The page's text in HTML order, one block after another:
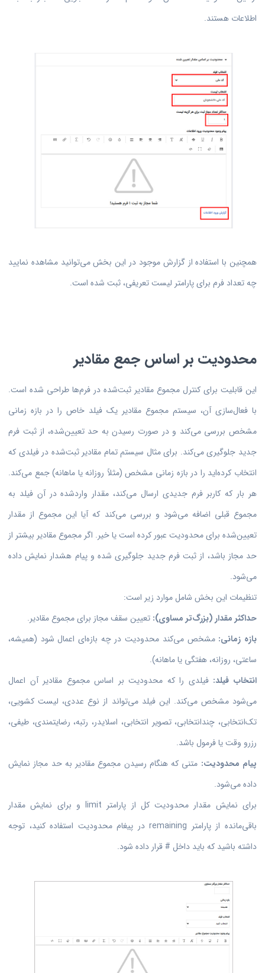
اطلاعات هستند.
همچنین با استفاده از گزارش موجود در این بخش می‌توانید مشاهده نمایید
چه تعداد فرم برای پارامتر لیست تعریفی، ثبت شده است.
محدودیت بر اساس جمع مقادیر
این قابلیت برای کنترل مجموع مقادیر ثبت‌شده در فرم‌ها طراحی شده است.
با فعال‌سازی آن، سیستم مجموع مقادیر یک فیلد خاص را در بازه زمانی
مشخص بررسی می‌کند و در صورت رسیدن به حد تعیین‌شده، از ثبت فرم
جدید جلوگیری می‌کند. برای مثال سیستم تمام مقادیر ثبت‌شده در فیلدی که
انتخاب کرده‌اید را در بازه زمانی مشخص (مثلاً روزانه یا ماهانه) جمع می‌کند.
هر بار که کاربر فرم جدیدی ارسال می‌کند، مقدار واردشده در آن فیلد به
مجموع قبلی اضافه می‌شود و بررسی می‌کند که آیا این مجموع از مقدار
تعیین‌شده برای محدودیت عبور کرده است یا خیر. اگر مجموع مقادیر بیشتر از
حد مجاز باشد، از ثبت فرم جدید جلوگیری شده و پیام هشدار نمایش داده
می‌شود.
تنظیمات این بخش شامل موارد زیر است:
حداکثر مقدار (بزرگ‌تر مساوی): تعیین سقف مجاز برای مجموع مقادیر.
بازه زمانی: مشخص می‌کند محدودیت در چه بازه‌ای اعمال شود (همیشه،
ساعتی، روزانه، هفتگی یا ماهانه).
انتخاب فیلد: فیلدی را که محدودیت بر اساس مجموع مقادیر آن اعمال
می‌شود مشخص می‌کند. این فیلد می‌تواند از نوع عددی، لیست کشویی،
تک‌انتخابی، چند‌انتخابی، تصویر انتخابی، اسلایدر، رتبه، رضایتمندی، طیفی،
رزرو وقت یا فرمول باشد.
پیام محدودیت: متنی که هنگام رسیدن مجموع مقادیر به حد مجاز نمایش
داده می‌شود.
برای نمایش مقدار محدودیت کل از پارامتر limit و برای نمایش مقدار
باقی‌مانده از پارامتر remaining در پیغام محدودیت استفاده کنید، توجه
داشته باشید که باید داخل # قرار داده شود.